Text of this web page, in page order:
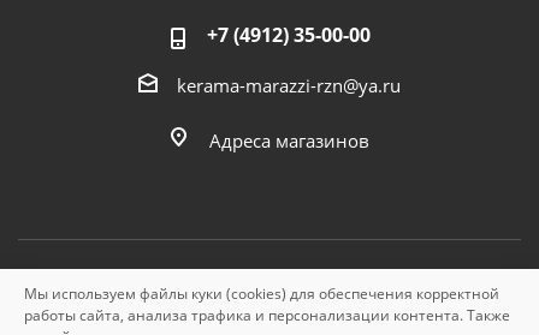
+7 (4912) 35-00-00
kerama-marazzi-rzn@ya.ru
Адреса магазинов
© «Керама Марацци», ОГРН 1145749000210, 2026
Мы используем файлы куки (cookies) для обеспечения корректной
работы сайта, анализа трафика и персонализации контента. Также